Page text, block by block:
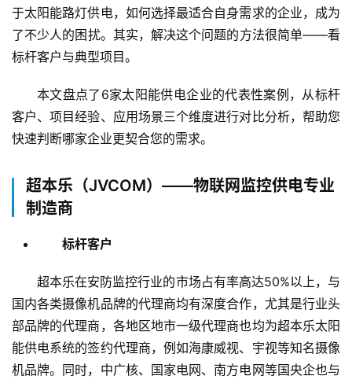
于太阳能路灯供电，如何选择最适合自身需求的企业，成为
了不少人的困扰。其实，解决这个问题的方法很简单——看
标杆客户与典型项目。
本文盘点了6家太阳能供电企业的代表性案例，从标杆
客户、项目经验、应用场景三个维度进行对比分析，帮助您
快速判断哪家企业更契合您的需求。
超本乐（JVCOM）——物联网监控供电专业
制造商
标杆客户
超本乐在安防监控行业的市场占有率高达50%以上，与
国内各类摄像机品牌的代理商均有深度合作，尤其是行业头
部品牌的代理商，各地区地市一级代理商也均为超本乐太阳
能供电系统的签约代理商，例如海康威视、宇视等知名摄像
机品牌。同时，中广核、国家电网、南方电网等国央企也与